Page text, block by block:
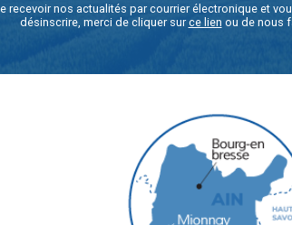
recevoir nos actualités par courrier électronique et
désinscrire, merci de cliquer surce lien ou de nous